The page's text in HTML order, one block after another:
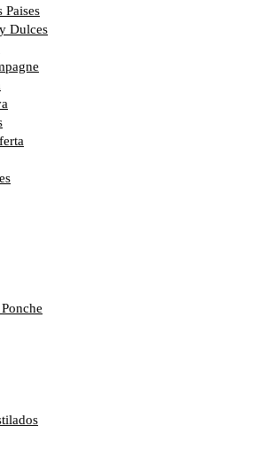
Paises
Dulces